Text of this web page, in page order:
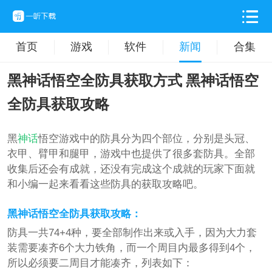
首页 游戏 软件 新闻 合集
黑神话悟空全防具获取方式 黑神话悟空
全防具获取攻略
黑神话悟空游戏中的防具分为四个部位，分别是头冠、
衣甲、臂甲和腿甲，游戏中也提供了很多套防具。全部
收集后还会有成就，还没有完成这个成就的玩家下面就
和小编一起来看看这些防具的获取攻略吧。
黑神话悟空全防具获取攻略：
防具一共74+4种，要全部制作出来或入手，因为大力套
装需要凑齐6个大力铁角，而一个周目内最多得到4个，
所以必须要二周目才能凑齐，列表如下：